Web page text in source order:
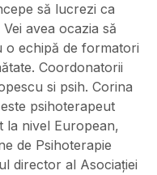
să lucrezi ca
avea ocazia să
o echipă de formatori
Coordonatorii
si psih. Corina
psihoterapeut
nivel European,
de Psihoterapie
director al Asociației